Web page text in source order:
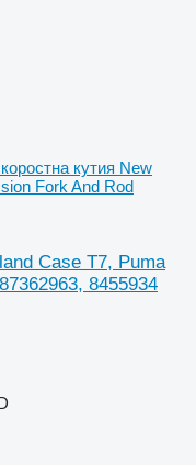
кутия New
Fork And Rod
Case T7, Puma
8455934